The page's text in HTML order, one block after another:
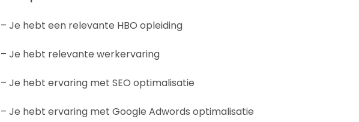
– Je hebt een relevante HBO opleiding
– Je hebt relevante werkervaring
– Je hebt ervaring met SEO optimalisatie
– Je hebt ervaring met Google Adwords optimalisatie